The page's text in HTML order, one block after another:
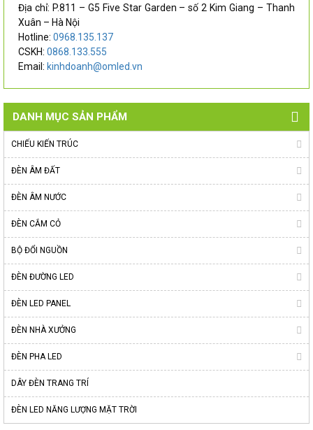
Địa chỉ: P.811 – G5 Five Star Garden – số 2 Kim Giang – Thanh
Xuân – Hà Nội
Hotline: 0968.135.137
CSKH: 0868.133.555
Email: kinhdoanh@omled.vn
DANH MỤC SẢN PHẨM
CHIẾU KIẾN TRÚC
ĐÈN ÂM ĐẤT
ĐÈN ÂM NƯỚC
ĐÈN CẮM CỎ
BỘ ĐỔI NGUỒN
ĐÈN ĐƯỜNG LED
ĐÈN LED PANEL
ĐÈN NHÀ XƯỞNG
ĐÈN PHA LED
DÂY ĐÈN TRANG TRÍ
ĐÈN LED NĂNG LƯỢNG MẶT TRỜI